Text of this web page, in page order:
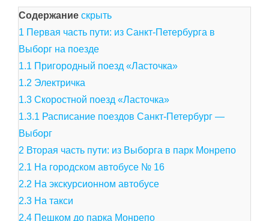
Содержание скрыть
1 Первая часть пути: из Санкт-Петербурга в
Выборг на поезде
1.1 Пригородный поезд «Ласточка»
1.2 Электричка
1.3 Скоростной поезд «Ласточка»
1.3.1 Расписание поездов Санкт-Петербург —
Выборг
2 Вторая часть пути: из Выборга в парк Монрепо
2.1 На городском автобусе № 16
2.2 На экскурсионном автобусе
2.3 На такси
2.4 Пешком до парка Монрепо